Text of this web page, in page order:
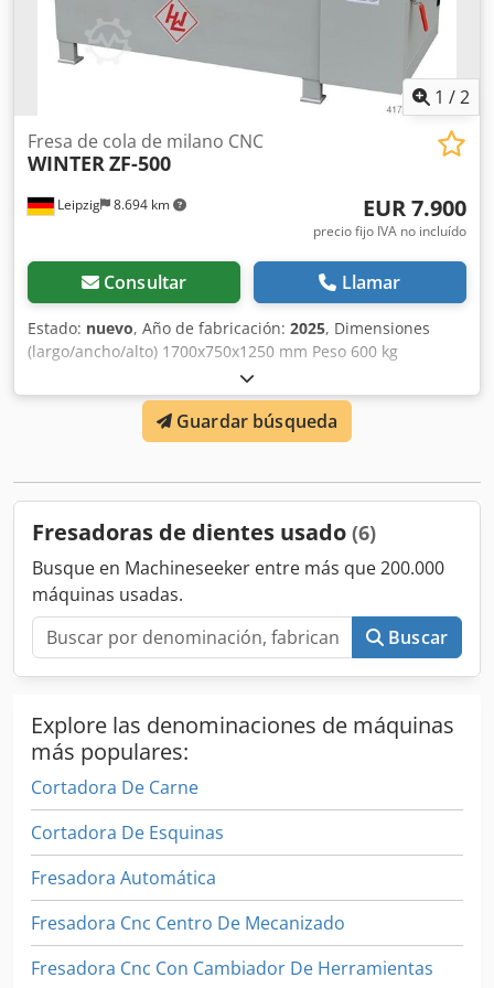
1 /2
Leipzig 8.694 km
Fresa de cola de milano CNC
WINTERZF-500
EUR 7.900
precio fijo IVA no incluído
Consultar Llamar
Estado: nuevo, Año de fabricación: 2025, Dimensiones
(largo/ancho/alto) 1700x750x1250 mm Peso 600 kg
Requerimiento total de potencia 3 kW Fresa de cola de
milano CNC ZF-500 - Control CNC con operación de
pantalla táctil fácil de usar - máx. Ancho de trabajo 500
mm - mín./máx. Espesor de la pieza de trabajo 12 - 25 mm
1,1 kW - Velocidad 18.000 rpm - Servomotor de eje X de
3,0 kW - Voltaje 400 V, 50 Hz - 4 abrazaderas neumáticas
verticales para piezas de trabajo - Bomba de lubricante -
Conformidad CE - Presión de funcionamiento 6 bar -
Dimensiones L=1700, An=750, Al=1250 mm - Peso 600 kg
Guardar búsqueda
Fresadoras de dientes usado (6)
Busque en Machineseeker entre más que 200.000
máquinas usadas.
Buscar
Explore las denominaciones de máquinas
más populares:
Cortadora De Carne
Cortadora De Esquinas
Fresadora Automática
Fresadora Cnc Centro De Mecanizado
Fresadora Cnc Con Cambiador De Herramientas